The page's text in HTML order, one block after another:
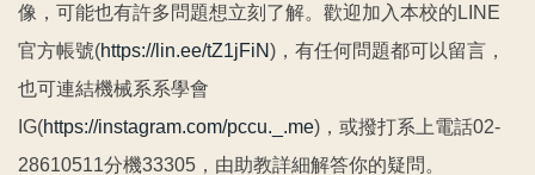
像，可能也有許多問題想立刻了解。歡迎加入本校的LINE
官方帳號(https://lin.ee/tZ1jFiN)，有任何問題都可以留言，
也可連結機械系系學會
IG(https://instagram.com/pccu._.me)，或撥打系上電話02-
28610511分機33305，由助教詳細解答你的疑問。